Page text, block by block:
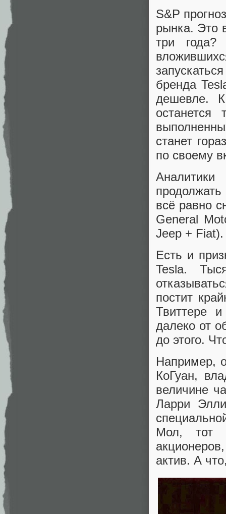
S&P
рынка. Это
три
бренда
дешевле.
станет
по своему
всё равно
General
Jeep + Fiat).
Есть и
Tesla.
постит
Твиттере
далеко от
до этого.
Например,
КоГуан,
величине
Ларри
Мол, тот
актив. А